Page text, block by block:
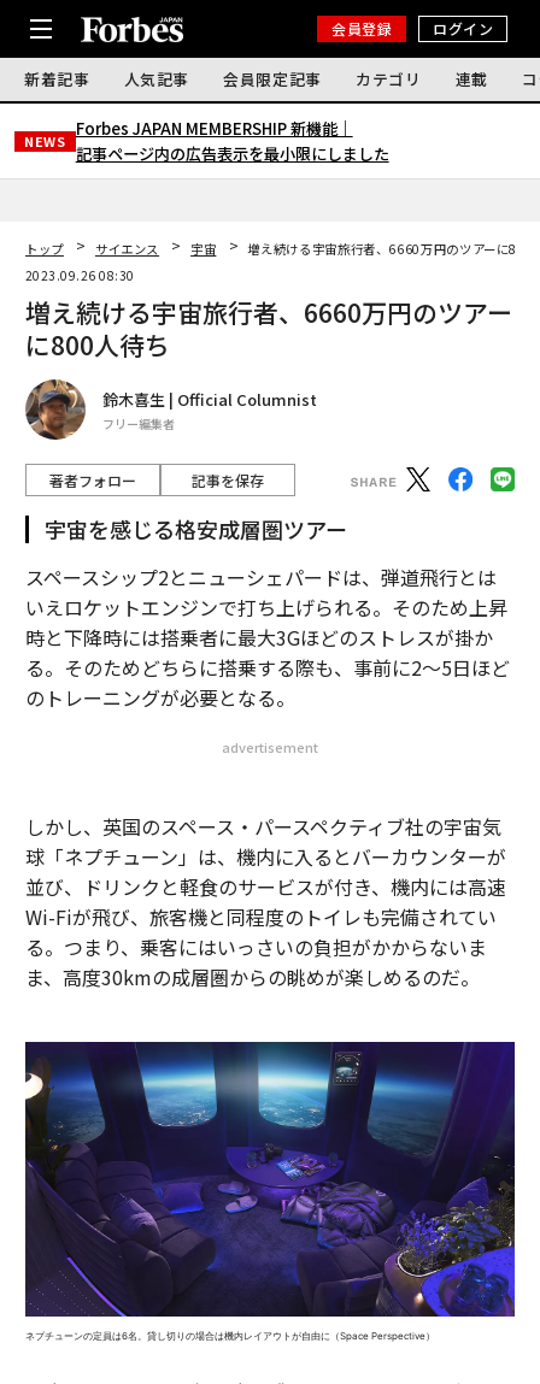
会員登録 ログイン
新着記事 人気記事 会員限定記事 カテゴリ 連載
NEWS
Forbes JAPAN MEMBERSHIP 新機能｜
記事ページ内の広告表示を最小限にしました
トップ サイエンス 宇宙
増え続ける宇宙旅行者、6660万円のツアーに800
2023.09.26 08:30
増え続ける宇宙旅行者、6660万円のツアー
に800人待ち
鈴木喜生 | Official Columnist
フリー編集者
著者フォロー 記事を保存
宇宙を感じる格安成層圏ツアー
スペースシップ2とニューシェパードは、弾道飛行とは
いえロケットエンジンで打ち上げられる。そのため上昇
時と下降時には搭乗者に最大3Gほどのストレスが掛か
る。そのためどちらに搭乗する際も、事前に2～5日ほど
のトレーニングが必要となる。
advertisement
しかし、英国のスペース・パースペクティブ社の宇宙気
球「ネプチューン」は、機内に入るとバーカウンターが
並び、ドリンクと軽食のサービスが付き、機内には高速
Wi-Fiが飛び、旅客機と同程度のトイレも完備されてい
る。つまり、乗客にはいっさいの負担がかからないま
ま、高度30kmの成層圏からの眺めが楽しめるのだ。
ネプチューンの定員は6名。貸し切りの場合は機内レイアウトが自由に（Space Perspective）